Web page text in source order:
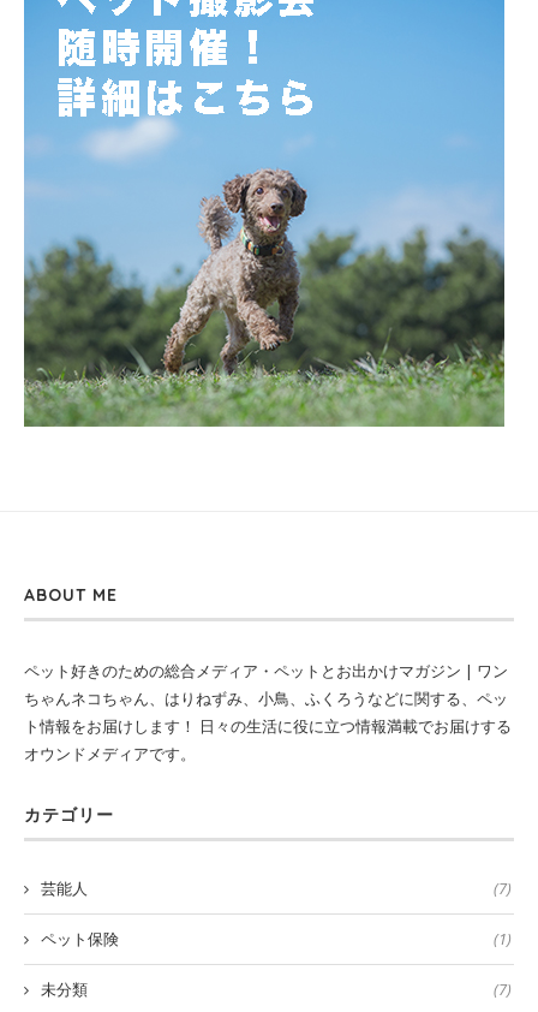
ABOUT ME
ペット好きのための総合メディア・ペットとお出かけマガジン | ワン
ちゃんネコちゃん、はりねずみ、小鳥、ふくろうなどに関する、ペッ
ト情報をお届けします！ 日々の生活に役に立つ情報満載でお届けする
オウンドメディアです。
カテゴリー
芸能人 (7)
ペット保険 (1)
未分類 (7)